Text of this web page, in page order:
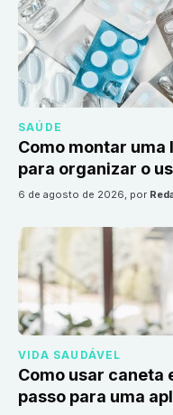
SAÚDE
Como montar
para organizar o
6 de agosto de 2026, por
VIDA SAUDÁVEL
Como usar caneta
passo para uma